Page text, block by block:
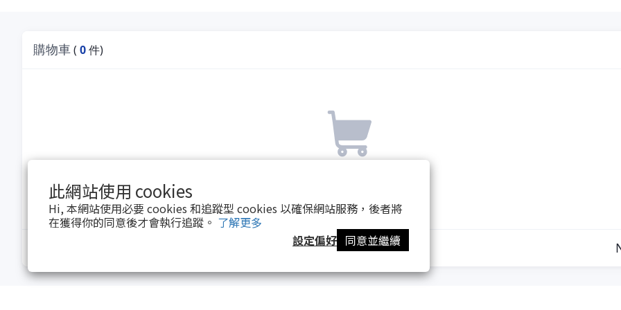
此網站使用 cookies
Hi, 本網站使用必要 cookies 和追蹤型 cookies 以確保網站服務，後者將
在獲得你的同意後才會執行追蹤。 了解更多
設定偏好 同意並繼續
購物車( 0件)